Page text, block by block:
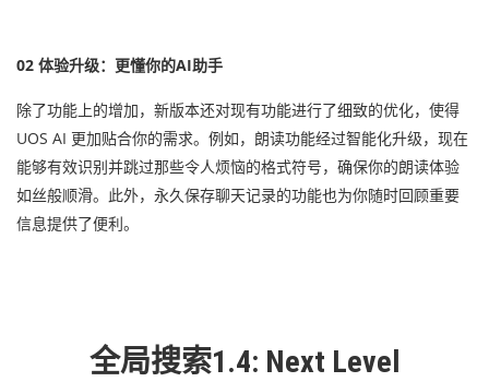
02 体验升级：更懂你的AI助手
除了功能上的增加，新版本还对现有功能进行了细致的优化，使得
UOS AI 更加贴合你的需求。例如，朗读功能经过智能化升级，现在
能够有效识别并跳过那些令人烦恼的格式符号，确保你的朗读体验
如丝般顺滑。此外，永久保存聊天记录的功能也为你随时回顾重要
信息提供了便利。
全局搜索1.4: Next Level